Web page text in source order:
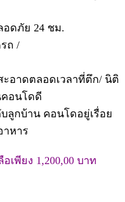
อดภัย 24 ชม.
ถ /
อาดตลอดเวลาที่ตึก/ นิติ
คอนโดดี
ลูกบ้าน คอนโดอยู่เรื่อย
าหาร
เพียง 1,200,00 บาท